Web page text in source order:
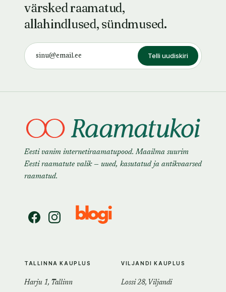
värsked raamatud,
allahindlused, sündmused.
Telli uudiskiri
Eesti vanim internetiraamatupood. Maailma suurim
Eesti raamatute valik — uued, kasutatud ja antikvaarsed
raamatud.
TALLINNA KAUPLUS
Harju 1, Tallinn
VILJANDI KAUPLUS
Lossi 28, Viljandi